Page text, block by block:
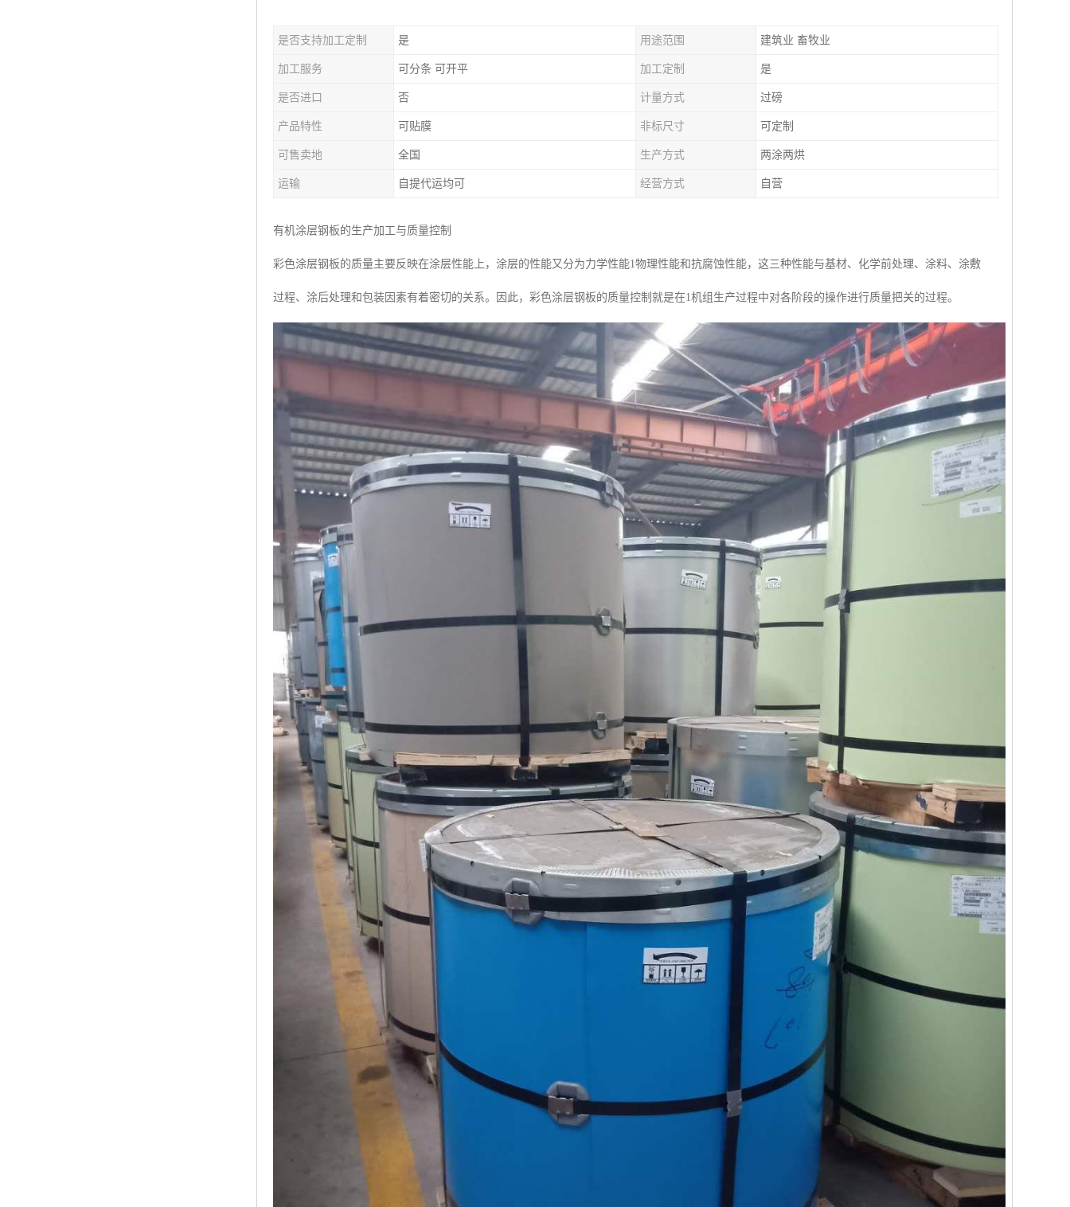
是否支持加工定制 是 用途范围 建筑业 畜牧业
加工服务 可分条 可开平 加工定制 是
是否进口 否 计量方式 过磅
产品特性 可贴膜 非标尺寸 可定制
可售卖地 全国 生产方式 两涂两烘
运输 自提代运均可 经营方式 自营
有机涂层钢板的生产加工与质量控制
彩色涂层钢板的质量主要反映在涂层性能上，涂层的性能又分为力学性能1物理性能和抗腐蚀性能，这三种性能与基材、化学前处理、涂料、涂敷
过程、涂后处理和包装因素有着密切的关系。因此，彩色涂层钢板的质量控制就是在1机组生产过程中对各阶段的操作进行质量把关的过程。